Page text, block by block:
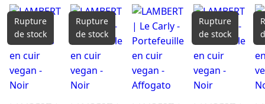
Rupture
de stock
Rupture
de stock
Rupture
de stock